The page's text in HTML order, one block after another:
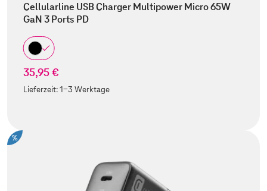
Cellularline USB Charger Multipower Micro 65W
GaN 3 Ports PD
35,95 €
Lieferzeit:1-3 Werktage
%